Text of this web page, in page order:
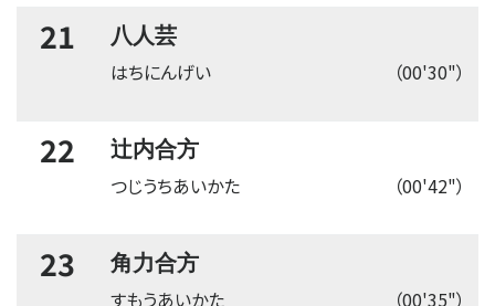
21 八人芸
（00'30"）
はちにんげい
22 辻内合方
（00'42"）
つじうちあいかた
23 角力合方
（00'35"）
すもうあいかた